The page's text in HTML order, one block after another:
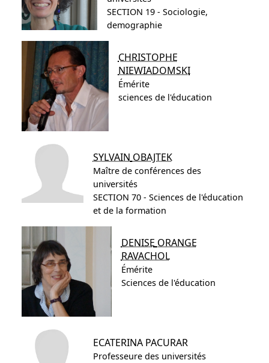
SECTION 19 - Sociologie,
demographie
CHRISTOPHE
NIEWIADOMSKI
Émérite
sciences de l'éducation
SYLVAIN OBAJTEK
Maître de conférences des
universités
SECTION 70 - Sciences de l'éducation
et de la formation
DENISE ORANGE
RAVACHOL
Émérite
Sciences de l'éducation
ECATERINA PACURAR
Professeure des universités